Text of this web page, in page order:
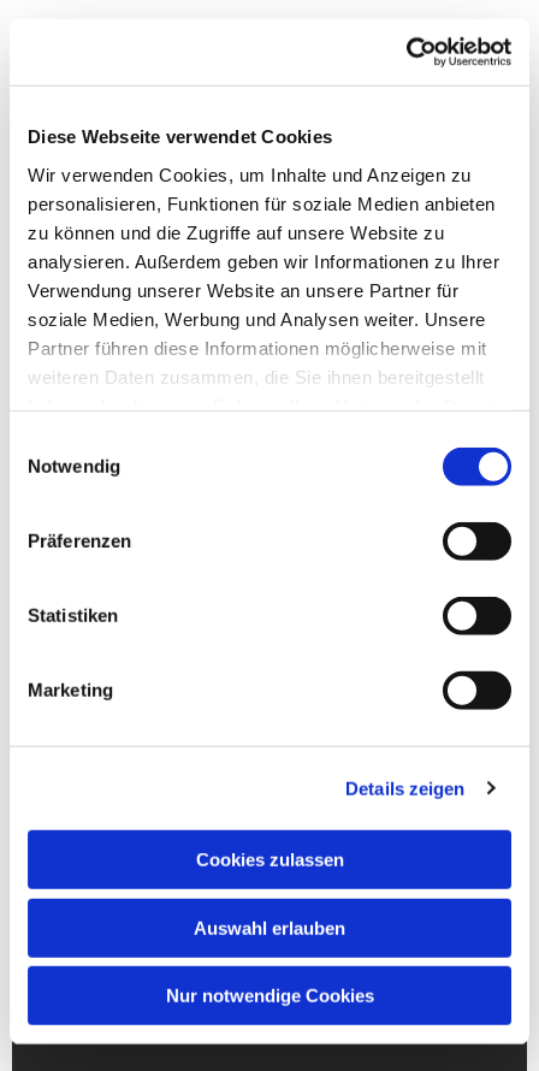
Diese Webseite verwendet Cookies
Wir verwenden Cookies, um Inhalte und Anzeigen zu
personalisieren, Funktionen für soziale Medien anbieten
zu können und die Zugriffe auf unsere Website zu
analysieren. Außerdem geben wir Informationen zu Ihrer
Verwendung unserer Website an unsere Partner für
soziale Medien, Werbung und Analysen weiter. Unsere
Partner führen diese Informationen möglicherweise mit
weiteren Daten zusammen, die Sie ihnen bereitgestellt
Notwendig
Präferenzen
Statistiken
Marketing
Details zeigen
Cookies zulassen
Auswahl erlauben
Nur notwendige Cookies
Dies könnte Sie auch
interessieren
Kirchengemeinde­­ St. Franziskus